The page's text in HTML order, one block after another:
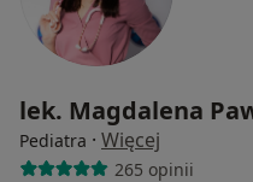
lek. Magdalena
Pediatra · Więcej
265 opinii